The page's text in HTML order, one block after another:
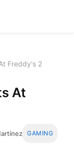
Freddy's 2
At
GAMING